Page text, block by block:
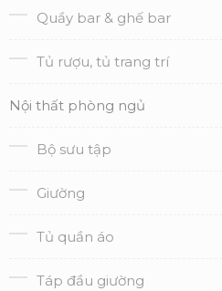
Quầy bar & ghế bar
Tủ rượu, tủ trang trí
Nội thất phòng ngủ
Bộ sưu tập
Giường
Tủ quần áo
Táp đầu giường